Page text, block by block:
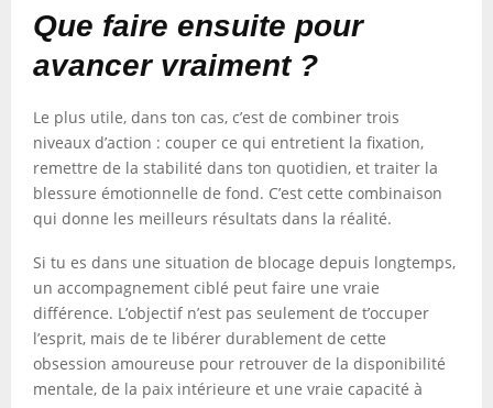
Que faire ensuite pour
avancer vraiment ?
Le plus utile, dans ton cas, c’est de combiner trois
niveaux d’action : couper ce qui entretient la fixation,
remettre de la stabilité dans ton quotidien, et traiter la
blessure émotionnelle de fond. C’est cette combinaison
qui donne les meilleurs résultats dans la réalité.
Si tu es dans une situation de blocage depuis longtemps,
un accompagnement ciblé peut faire une vraie
différence. L’objectif n’est pas seulement de t’occuper
l’esprit, mais de te libérer durablement de cette
obsession amoureuse pour retrouver de la disponibilité
mentale, de la paix intérieure et une vraie capacité à